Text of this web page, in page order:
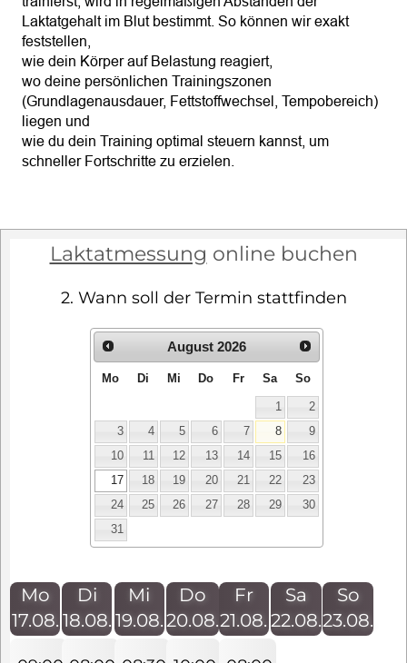
Laktatgehalt im Blut bestimmt. So können wir exakt
feststellen,
wie dein Körper auf Belastung reagiert,
wo deine persönlichen Trainingszonen
(Grundlagenausdauer, Fettstoffwechsel, Tempobereich)
liegen und
wie du dein Training optimal steuern kannst, um
schneller Fortschritte zu erzielen.